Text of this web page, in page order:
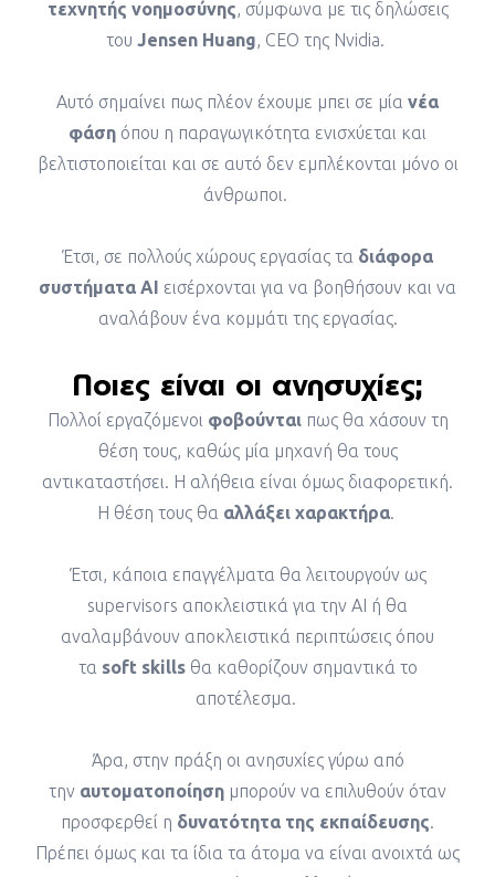
τεχνητής νοημοσύνης, σύμφωνα με τις δηλώσεις
του Jensen Huang, CEO της Nvidia.
Αυτό σημαίνει πως πλέον έχουμε μπει σε μία νέα
φάση όπου η παραγωγικότητα ενισχύεται και
βελτιστοποιείται και σε αυτό δεν εμπλέκονται μόνο οι
άνθρωποι.
Έτσι, σε πολλούς χώρους εργασίας τα διάφορα
συστήματα AI εισέρχονται για να βοηθήσουν και να
αναλάβουν ένα κομμάτι της εργασίας.
Ποιες είναι οι ανησυχίες;
Πολλοί εργαζόμενοι φοβούνται πως θα χάσουν τη
θέση τους, καθώς μία μηχανή θα τους
αντικαταστήσει. Η αλήθεια είναι όμως διαφορετική.
Η θέση τους θα αλλάξει χαρακτήρα.
Έτσι, κάποια επαγγέλματα θα λειτουργούν ως
supervisors αποκλειστικά για την AI ή θα
αναλαμβάνουν αποκλειστικά περιπτώσεις όπου
τα soft skills θα καθορίζουν σημαντικά το
αποτέλεσμα.
Άρα, στην πράξη οι ανησυχίες γύρω από
την αυτοματοποίηση μπορούν να επιλυθούν όταν
προσφερθεί η δυνατότητα της εκπαίδευσης.
Πρέπει όμως και τα ίδια τα άτομα να είναι ανοιχτά ως